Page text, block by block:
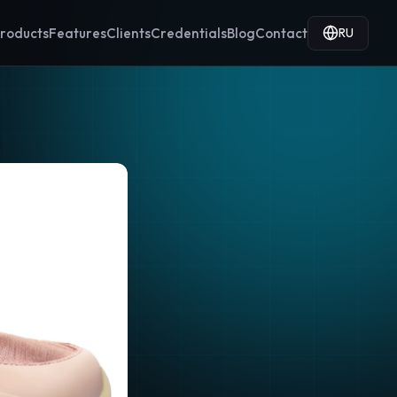
FeaturesClientsCredentialsBlogContact RU